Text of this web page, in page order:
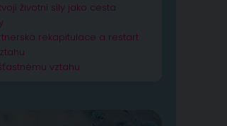
životní síly jako cesta
rekapitulace a restart
vztahu